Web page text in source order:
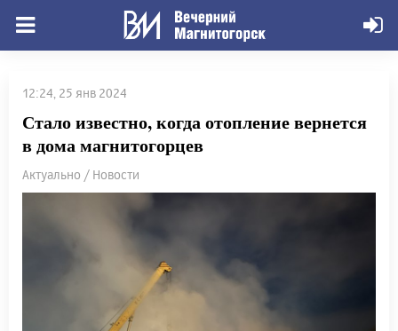
12:24, 25 янв 2024
Стало известно, когда отопление вернется
в дома магнитогорцев
Актуально / Новости